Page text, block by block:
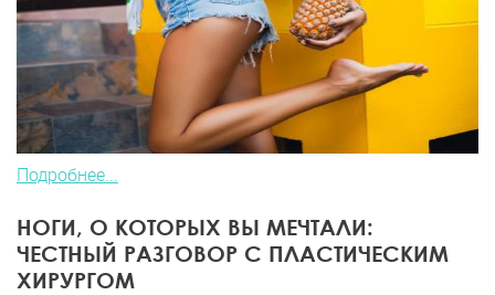
Подробнее...
НОГИ, О КОТОРЫХ ВЫ МЕЧТАЛИ:
ЧЕСТНЫЙ РАЗГОВОР С ПЛАСТИЧЕСКИМ
ХИРУРГОМ